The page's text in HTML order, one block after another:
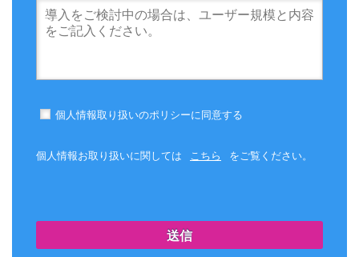
個人情報取り扱いのポリシーに同意する
個人情報お取り扱いに関しては こちら をご覧ください。
送信